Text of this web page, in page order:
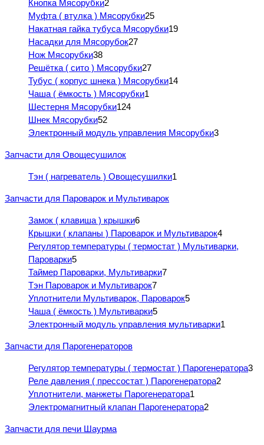
Кнопка Мясорубки2
Муфта ( втулка ) Мясорубки25
Накатная гайка тубуса Мясорубки19
Насадки для Мясорубок27
Нож Мясорубки38
Решётка ( сито ) Мясорубки27
Тубус ( корпус шнека ) Мясорубки14
Чаша ( ёмкость ) Мясорубки1
Шестерня Мясорубки124
Шнек Мясорубки52
Электронный модуль управления Мясорубки3
Запчасти для Овощесушилок
Тэн ( нагреватель ) Овощесушилки1
Запчасти для Пароварок и Мультиварок
Замок ( клавиша ) крышки6
Крышки ( клапаны ) Пароварок и Мультиварок4
Регулятор температуры ( термостат ) Мультиварки,
Пароварки5
Таймер Пароварки, Мультиварки7
Тэн Пароварок и Мультиварок7
Уплотнители Мультиварок, Пароварок5
Чаша ( ёмкость ) Мультиварки5
Электронный модуль управления мультиварки1
Запчасти для Парогенераторов
Регулятор температуры ( термостат ) Парогенератора3
Реле давления ( прессостат ) Парогенератора2
Уплотнители, манжеты Парогенератора1
Электромагнитный клапан Парогенератора2
Запчасти для печи Шаурма